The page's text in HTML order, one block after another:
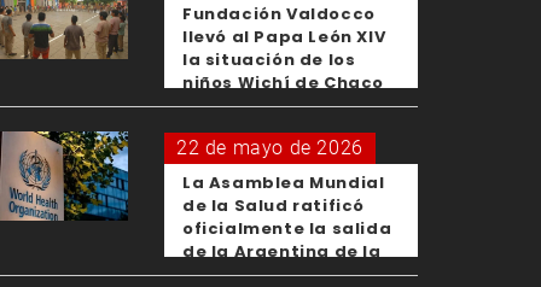
Fundación Valdocco
llevó al Papa León XIV
la situación de los
niños Wichí de Chaco
22 de mayo de 2026
La Asamblea Mundial
de la Salud ratificó
oficialmente la salida
de la Argentina de la
OMS